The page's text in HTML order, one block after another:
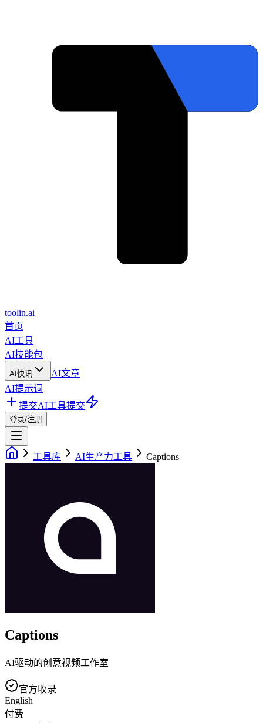
toolin.ai
首页
AI工具
AI技能包
AI快讯
AI文章
AI提示词
提交AI工具提交
登录/注册
工具库 AI生产力工具 Captions
Captions
AI驱动的创意视频工作室
官方收录
English
付费